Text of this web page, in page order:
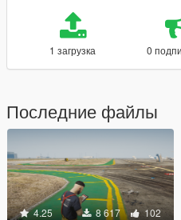
1 загрузка 0
Последние файлы
4.25 8 617 102